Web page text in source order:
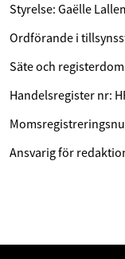
Styrelse: Gaëlle
Ordförande i
Säte och
Handelsregister nr:
Ansvarig för